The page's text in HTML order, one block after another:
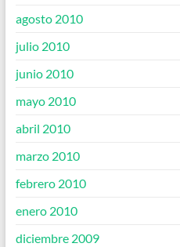
agosto 2010
julio 2010
junio 2010
mayo 2010
abril 2010
marzo 2010
febrero 2010
enero 2010
diciembre 2009